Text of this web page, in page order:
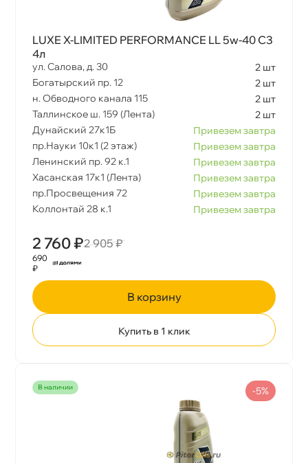
Стандарт ILSAC
Стандарт ACEA
LUXE X-LIMITED PERFORMANCE LL 5w-40 С3
4л
ул. Салова, д. 30
2 шт
Богатырский пр. 12
2 шт
н. Обводного канала 115
2 шт
Таллинское ш. 159 (Лента)
2 шт
Дунайский 27к1Б
Привезем завтра
пр.Науки 10к1 (2 этаж)
Привезем завтра
Ленинский пр. 92 к.1
Привезем завтра
Хасанская 17к1 (Лента)
Привезем завтра
пр.Просвещения 72
Привезем завтра
Коллонтай 28 к.1
Привезем завтра
2 760 ₽2 905 ₽
690
₽
корзину
Купить в 1 клик
наличии -5%